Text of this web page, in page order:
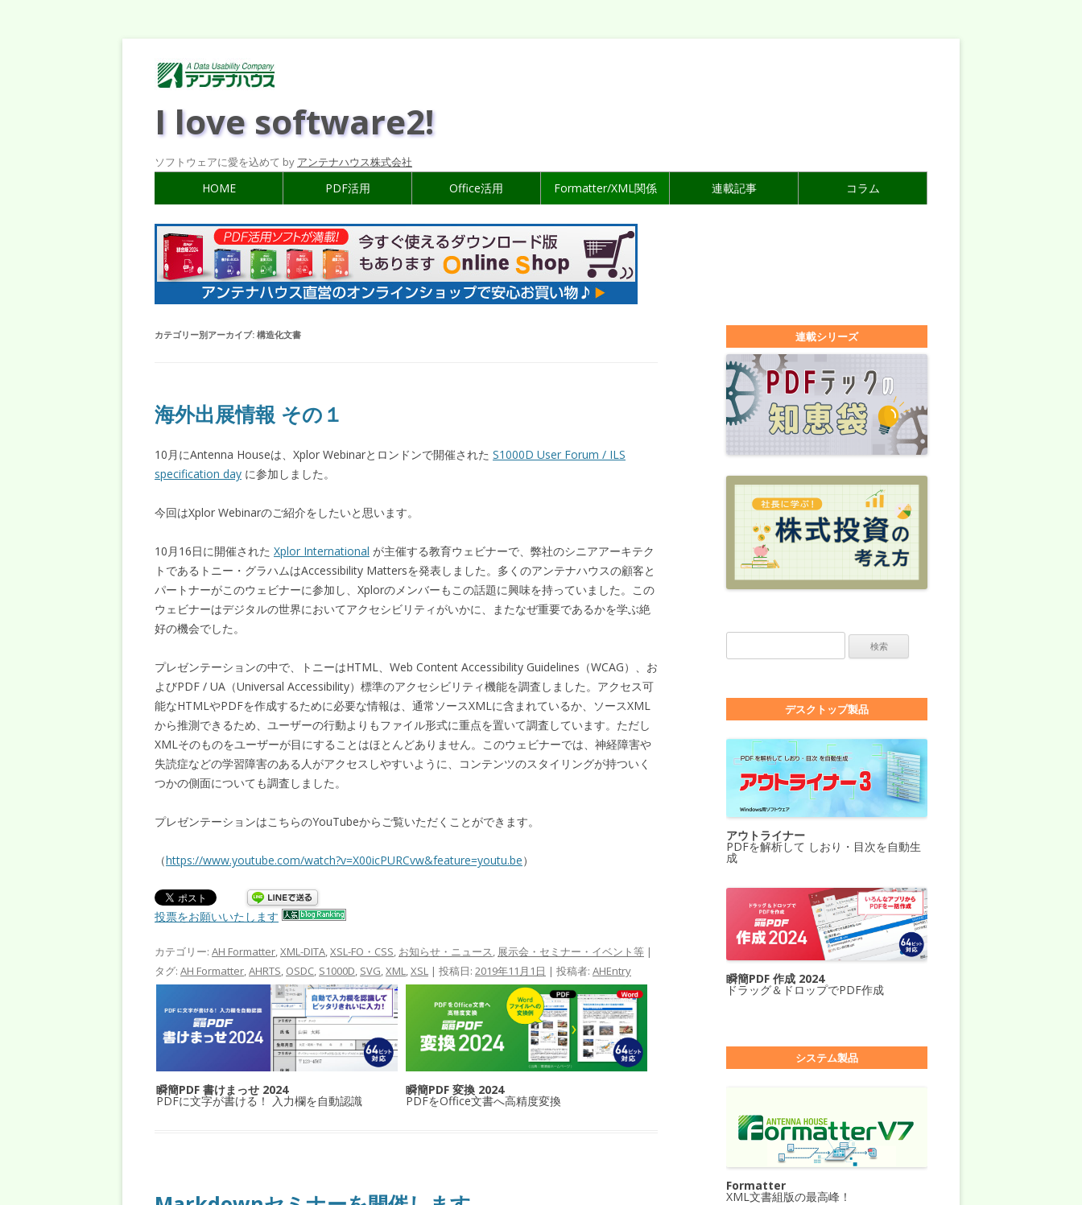
I love software2!
ソフトウェアに愛を込めて by アンテナハウス株式会社
HOME PDF活用 Office活用 Formatter/XML関係 連載記事 コラム
カテゴリー別アーカイブ: 構造化文書
海外出展情報 その１
10月にAntenna Houseは、Xplor Webinarとロンドンで開催された S1000D User Forum / ILS
specification day に参加しました。
今回はXplor Webinarのご紹介をしたいと思います。
10月16日に開催された Xplor International が主催する教育ウェビナーで、弊社のシニアアーキテク
トであるトニー・グラハムはAccessibility Mattersを発表しました。多くのアンテナハウスの顧客と
パートナーがこのウェビナーに参加し、Xplorのメンバーもこの話題に興味を持っていました。この
ウェビナーはデジタルの世界においてアクセシビリティがいかに、またなぜ重要であるかを学ぶ絶
好の機会でした。
プレゼンテーションの中で、トニーはHTML、Web Content Accessibility Guidelines（WCAG）、お
よびPDF / UA（Universal Accessibility）標準のアクセシビリティ機能を調査しました。アクセス可
能なHTMLやPDFを作成するために必要な情報は、通常ソースXMLに含まれているか、ソースXML
から推測できるため、ユーザーの行動よりもファイル形式に重点を置いて調査しています。ただし
XMLそのものをユーザーが目にすることはほとんどありません。このウェビナーでは、神経障害や
失読症などの学習障害のある人がアクセスしやすいように、コンテンツのスタイリングが持ついく
つかの側面についても調査しました。
プレゼンテーションはこちらのYouTubeからご覧いただくことができます。
（https://www.youtube.com/watch?v=X00icPURCvw&feature=youtu.be）
投票をお願いいたします
カテゴリー: AH Formatter,XML-DITA,XSL-FO・CSS, お知らせ・ニュース, 展示会・セミナー・イベント等 |
タグ: AH Formatter,AHRTS, OSDC, S1000D, SVG,XML,XSL | 投稿日: 2019年11月1日 | 投稿者: AHEntry
瞬簡PDF 書けまっせ 2024
PDFに文字が書ける！ 入力欄を自動認識
瞬簡PDF 変換 2024
PDFをOffice文書へ高精度変換
連載シリーズ
デスクトップ製品
アウトライナー
PDFを解析して しおり・目次を自動生
成
瞬簡PDF 作成 2024
ドラッグ＆ドロップでPDF作成
システム製品
Formatter
XML文書組版の最高峰！